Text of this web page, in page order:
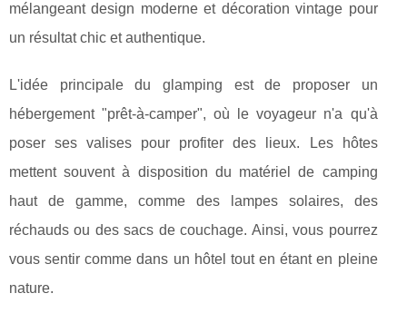
mélangeant design moderne et décoration vintage pour
un résultat chic et authentique.
L'idée principale du glamping est de proposer un
hébergement "prêt-à-camper", où le voyageur n'a qu'à
poser ses valises pour profiter des lieux. Les hôtes
mettent souvent à disposition du matériel de camping
haut de gamme, comme des lampes solaires, des
réchauds ou des sacs de couchage. Ainsi, vous pourrez
vous sentir comme dans un hôtel tout en étant en pleine
nature.